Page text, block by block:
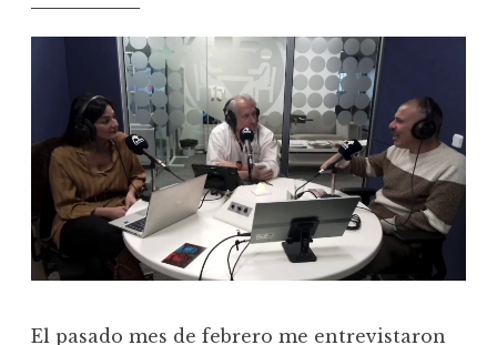
El pasado mes de febrero me entrevistaron